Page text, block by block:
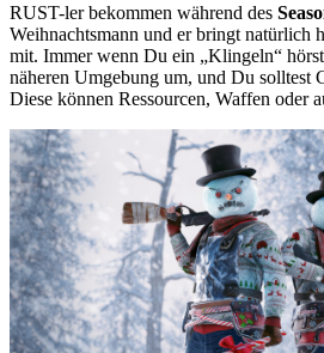
RUST-ler bekommen während des
Weihnachtsmann und er bringt natürlich
mit. Immer wenn Du ein „Klingeln“
näheren Umgebung um, und Du solltest
Diese können Ressourcen, Waffen oder